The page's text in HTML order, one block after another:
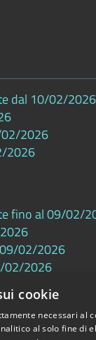
dal 10/02/2026
02/2026
2026
fino al 09/02/
02/2026
02/2026
cookie
necessari al
al solo fine di